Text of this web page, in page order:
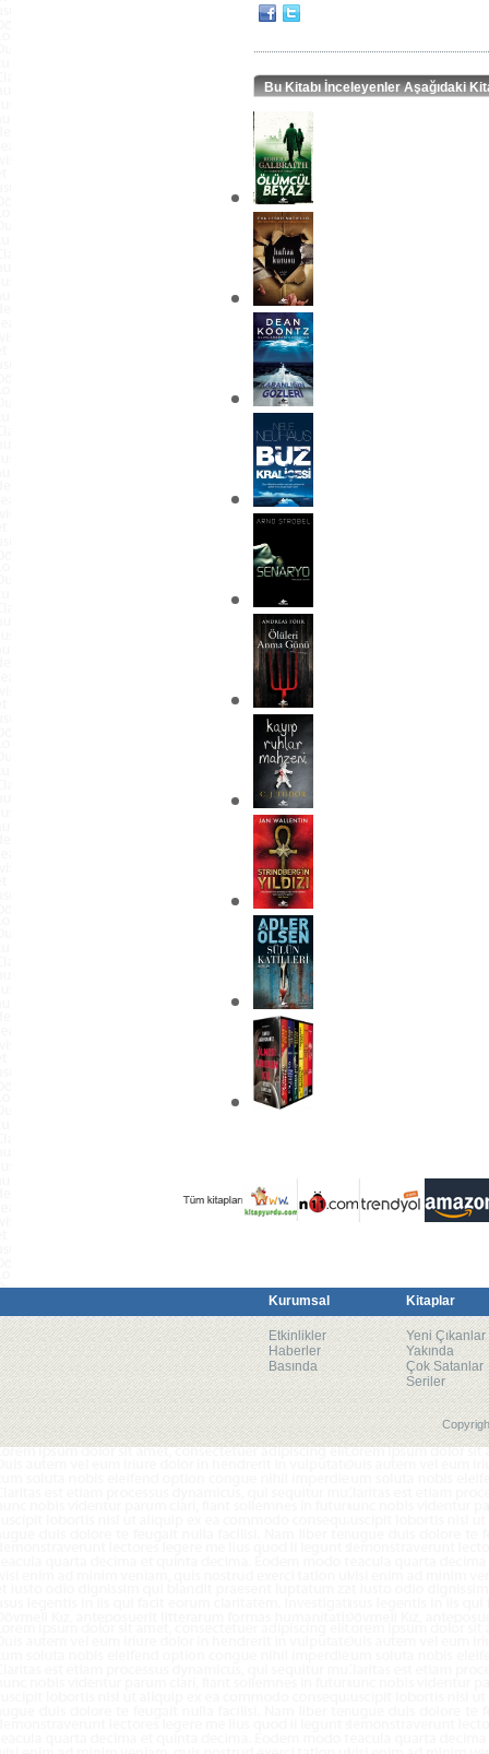
Bu Kitabı İnceleyenler Aşağıdaki
Kurumsal Kitaplar
Etkinlikler
Haberler
Basında
Yeni Çıkanlar
Yakında
Çok Satanlar
Seriler